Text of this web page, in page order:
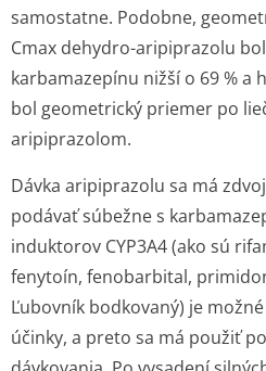
samostatne. Podobne,
Cmax dehydro-aripiprazolu
karbamazepínu nižší o 69 % a
bol geometrický priemer po
aripiprazolom.
Dávka aripiprazolu sa má
podávať súbežne s
induktorov CYP3A4 (ako sú
fenytoín, fenobarbital,
Ľubovník bodkovaný) je
účinky, a preto sa má použiť